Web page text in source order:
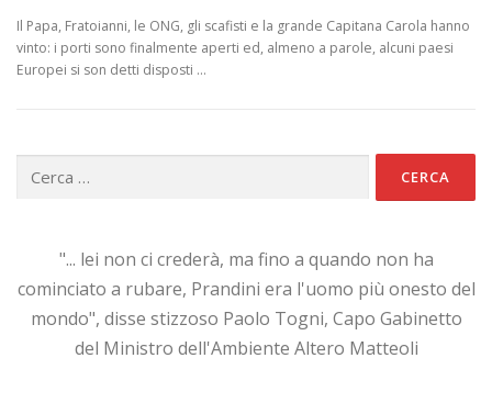
Il Papa, Fratoianni, le ONG, gli scafisti e la grande Capitana Carola hanno
vinto: i porti sono finalmente aperti ed, almeno a parole, alcuni paesi
Europei si son detti disposti …
per:
"... lei non ci crederà, ma fino a quando non ha
cominciato a rubare, Prandini era l'uomo più onesto del
mondo", disse stizzoso Paolo Togni, Capo Gabinetto
del Ministro dell'Ambiente Altero Matteoli